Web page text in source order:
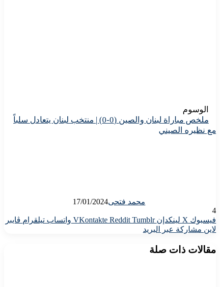
الوسوم
ملخص مباراة لبنان والصين (0-0) | منتخب لبنان يتعادل سلباً
مع نظيره الصيني
محمد فتحى17/01/2024
4
فيسبوك X لينكدإن واتساب تيلقرام ڤايبر
لاين مشاركة عبر البريد
مقالات ذات صلة